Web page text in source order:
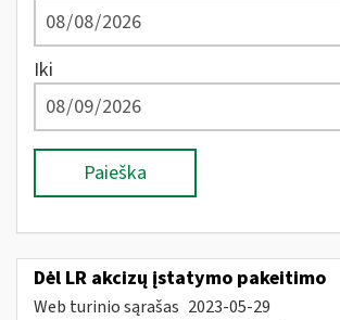
Iki
Paieška
Dėl LR akcizų įstatymo pakeitimo
Web turinio sąrašas 2023-05-29